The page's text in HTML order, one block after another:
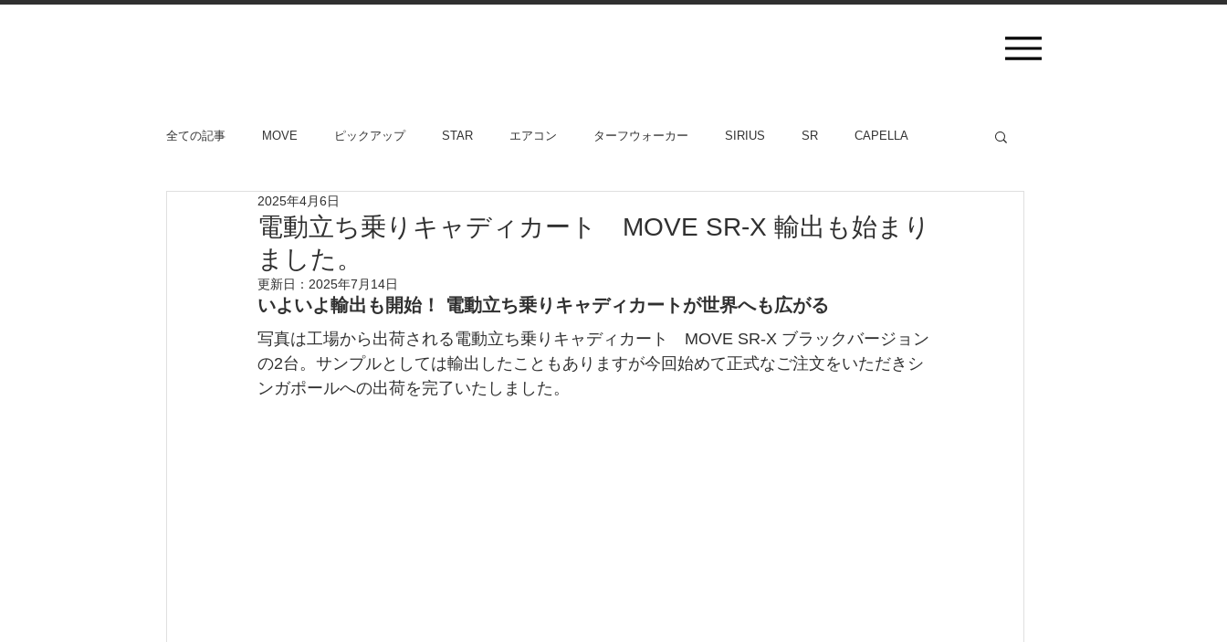
全ての記事 MOVE ピックアップ STAR エアコン ターフウォーカー SIRIUS SR CAPELLA
電動立ち乗りキャディカート MOVE SR-X 輸出も始まり
ました。
2025年4月6日
更新日： 2025年7月14日
いよいよ輸出も開始！ 電動立ち乗りキャディカートが世界へも広がる
写真は工場から出荷される電動立ち乗りキャディカート　MOVE SR-X ブラックバージョン
の2台。サンプルとしては輸出したこともありますが今回始めて正式なご注文をいただきシ
ンガポールへの出荷を完了いたしました。